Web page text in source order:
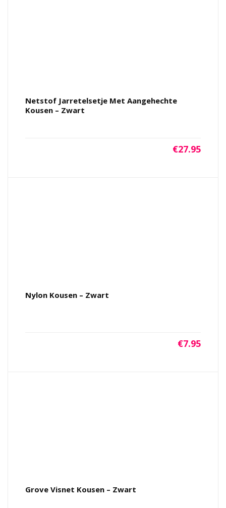
Netstof Jarretelsetje Met Aangehechte
Kousen – Zwart
€27.95
Nylon Kousen – Zwart
€7.95
Grove Visnet Kousen – Zwart